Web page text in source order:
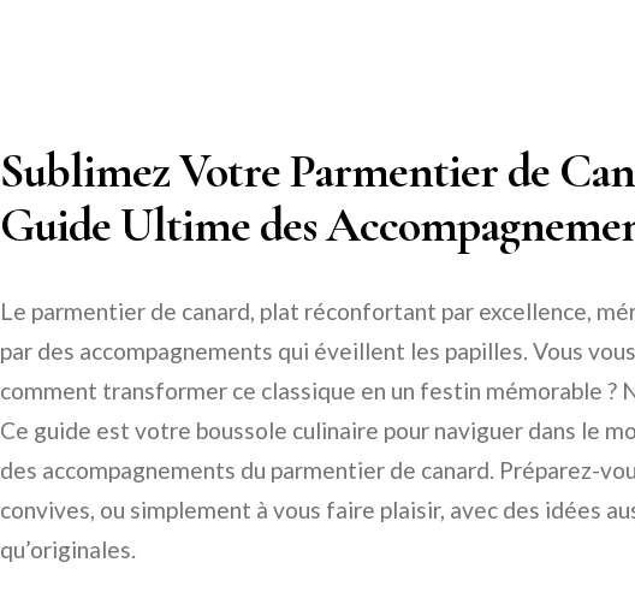
Sublimez Votre Parmentier de
Guide Ultime des
Le parmentier de canard, plat réconfortant par excellence,
par des accompagnements qui éveillent les papilles. Vous
comment transformer ce classique en un festin mémorable ?
Ce guide est votre boussole culinaire pour naviguer dans le
des accompagnements du parmentier de canard. Préparez-
convives, ou simplement à vous faire plaisir, avec des idées
qu’originales.